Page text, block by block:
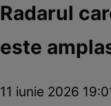
Radarul
este
11 iunie 2026